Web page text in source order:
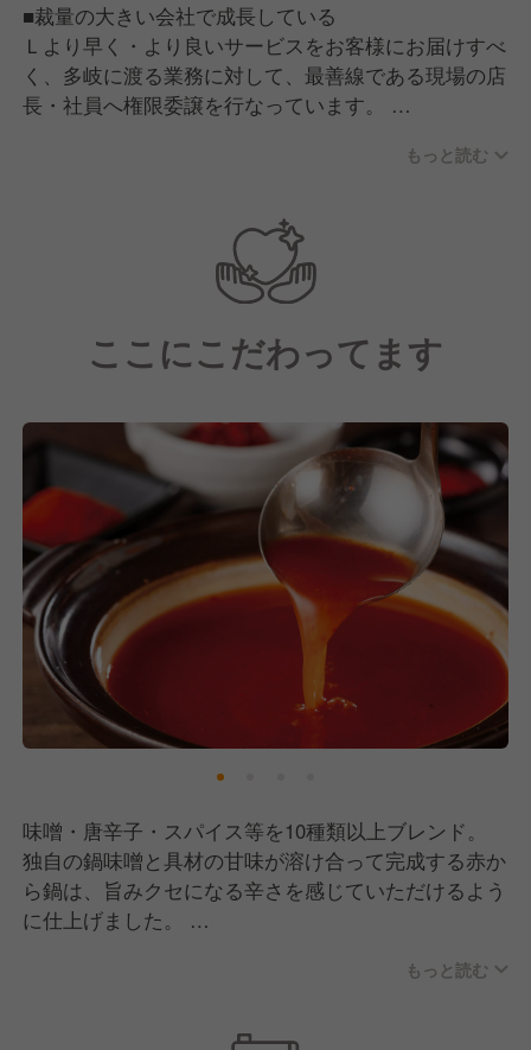
■裁量の大きい会社で成長している
Ｌより早く・より良いサービスをお客様にお届けすべ
く、多岐に渡る業務に対して、最善線である現場の店
長・社員へ権限委譲を行なっています。
社ではその能力を存分に発揮できます。お客様に喜ん
で頂けるサービスをどんどん提案・実行下さい。
Ｌ一例ですが…「人見知りだった自分を変えたい」と
いう思いで入社し、現在店長として活躍している方も
高いことが重要とは考えていません。
もっと読む
ここにこだわってます
味噌・唐辛子・スパイス等を10種類以上ブレンド。
独自の鍋味噌と具材の甘味が溶け合って完成する赤か
ら鍋は、旨みクセになる辛さを感じていただけるよう
に仕上げました。
名古屋発祥の赤からでは本場の名古屋名物「手羽先唐
もっと読む